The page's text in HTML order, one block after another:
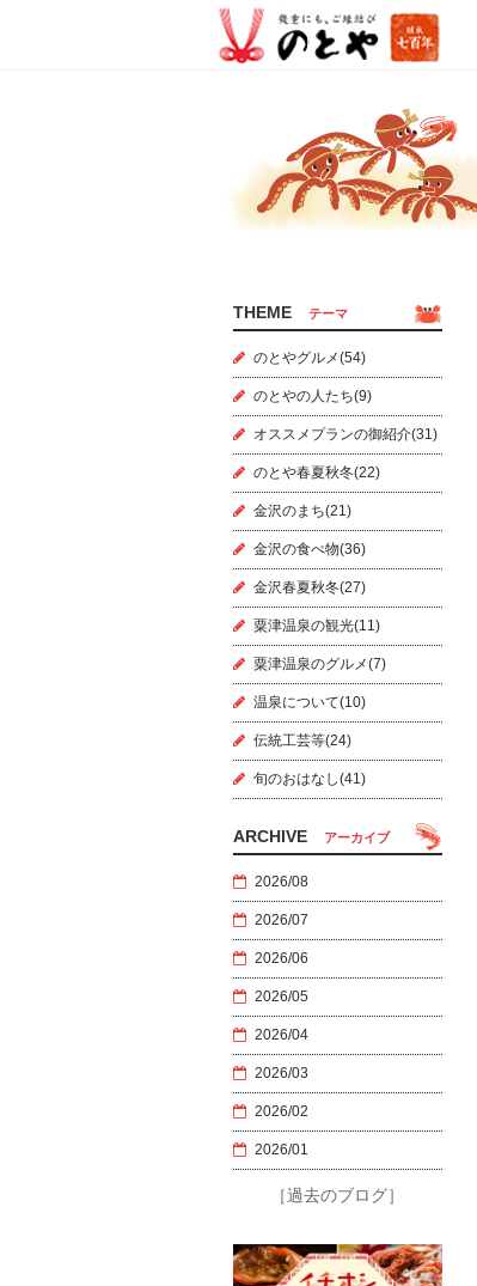
THEME テーマ
のとやグルメ(54)
のとやの人たち(9)
オススメプランの御紹介(31)
のとや春夏秋冬(22)
金沢のまち(21)
金沢の食べ物(36)
金沢春夏秋冬(27)
粟津温泉の観光(11)
粟津温泉のグルメ(7)
温泉について(10)
伝統工芸等(24)
旬のおはなし(41)
ARCHIVE アーカイブ
2026/08
2026/07
2026/06
2026/05
2026/04
2026/03
2026/02
2026/01
［過去のブログ］